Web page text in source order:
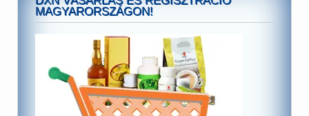
MAGYARORSZÁGON!